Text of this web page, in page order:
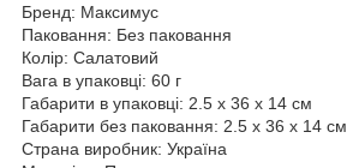
Бренд: Максимус
Паковання: Без паковання
Колір: Салатовий
Вага в упаковці: 60 г
Габарити в упаковці: 2.5 x 36 x 14 см
Габарити без паковання: 2.5 x 36 x 14 см
Страна виробник: Україна